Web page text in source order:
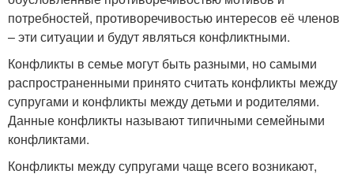
потребностей, противоречивостью интересов её членов
– эти ситуации и будут являться конфликтными.
Конфликты в семье могут быть разными, но самыми
распространенными принято считать конфликты между
супругами и конфликты между детьми и родителями.
Данные конфликты называют типичными семейными
конфликтами.
Конфликты между супругами чаще всего возникают,